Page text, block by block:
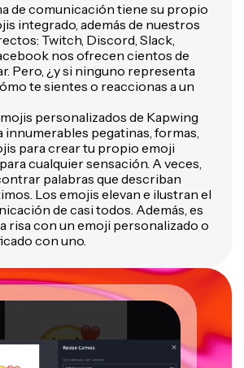
de comunicación tiene su propio
integrado, además de nuestros
Twitch, Discord, Slack,
nos ofrecen cientos de
Pero, ¿y si ninguno representa
te sientes o reaccionas a un
personalizados de Kapwing
pegatinas, formas,
para crear tu propio emoji
cualquier sensación. A veces,
palabras que describan
Los emojis elevan e ilustran el
de casi todos. Además, es
risa con un emoji personalizado o
con uno.